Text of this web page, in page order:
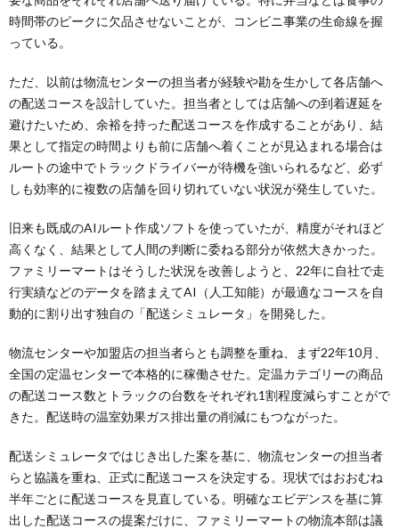
時間帯のピークに欠品させないことが、コンビニ事業の生命線を握
っている。
ただ、以前は物流センターの担当者が経験や勘を生かして各店舗へ
の配送コースを設計していた。担当者としては店舗への到着遅延を
避けたいため、余裕を持った配送コースを作成することがあり、結
果として指定の時間よりも前に店舗へ着くことが見込まれる場合は
ルートの途中でトラックドライバーが待機を強いられるなど、必ず
しも効率的に複数の店舗を回り切れていない状況が発生していた。
旧来も既成のAIルート作成ソフトを使っていたが、精度がそれほど
高くなく、結果として人間の判断に委ねる部分が依然大きかった。
ファミリーマートはそうした状況を改善しようと、22年に自社で走
行実績などのデータを踏まえてAI（人工知能）が最適なコースを自
動的に割り出す独自の「配送シミュレータ」を開発した。
物流センターや加盟店の担当者らとも調整を重ね、まず22年10月、
全国の定温センターで本格的に稼働させた。定温カテゴリーの商品
の配送コース数とトラックの台数をそれぞれ1割程度減らすことがで
きた。配送時の温室効果ガス排出量の削減にもつながった。
配送シミュレータではじき出した案を基に、物流センターの担当者
らと協議を重ね、正式に配送コースを決定する。現状ではおおむね
半年ごとに配送コースを見直している。明確なエビデンスを基に算
出した配送コースの提案だけに、ファミリーマートの物流本部は議